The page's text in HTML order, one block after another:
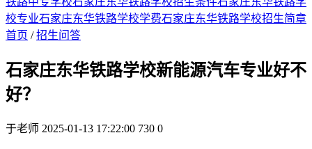
校专业石家庄东华铁路学校学费石家庄东华铁路学校招生简章
首页 /招生问答
石家庄东华铁路学校新能源汽车专业好不
好？
于老师 2025-01-13 17:22:00 730 0